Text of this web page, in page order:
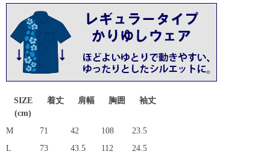
SIZE
(cm)
着丈 肩幅 胸囲 袖丈
M 71 42 108
23.5
L
73 43.5 112
24.5